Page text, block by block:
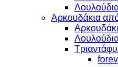
Aρκουδάκια